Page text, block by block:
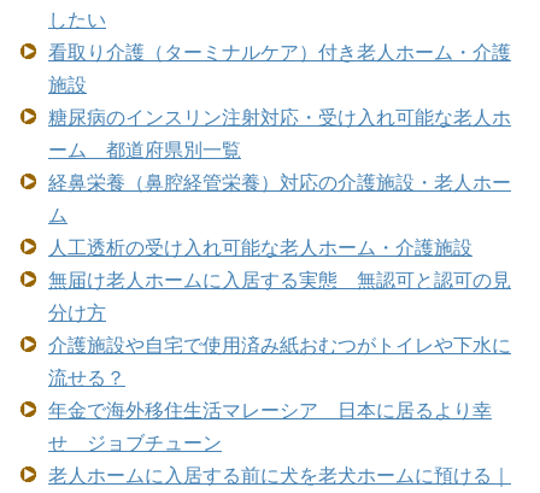
したい
看取り介護（ターミナルケア）付き老人ホーム・介護
施設
糖尿病のインスリン注射対応・受け入れ可能な老人ホ
ーム 都道府県別一覧
経鼻栄養（鼻腔経管栄養）対応の介護施設・老人ホー
ム
人工透析の受け入れ可能な老人ホーム・介護施設
無届け老人ホームに入居する実態 無認可と認可の見
分け方
介護施設や自宅で使用済み紙おむつがトイレや下水に
流せる？
年金で海外移住生活マレーシア 日本に居るより幸
せ ジョブチューン
老人ホームに入居する前に犬を老犬ホームに預ける｜